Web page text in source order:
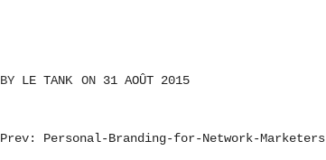
BY LE TANK ON 31 AOÛT 2015
NAVIGATION
Prev: Personal-Branding-for-Network-Marketers